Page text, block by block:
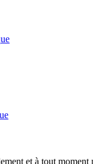
et à tout